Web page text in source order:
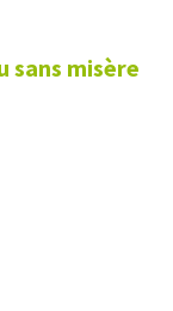
sans misère